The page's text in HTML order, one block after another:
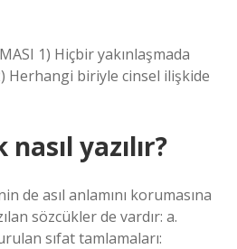
1) Hiçbir yakınlaşmada
Herhangi biriyle cinsel ilişkide
yazılır?
de asıl anlamını korumasına
sözcükler de vardır: a.
sıfat tamlamaları: